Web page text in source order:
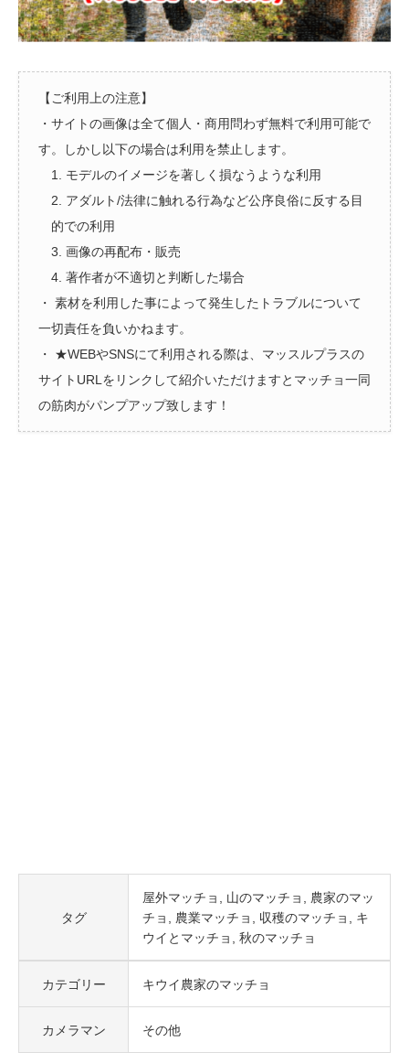
【ご利用上の注意】
・サイトの画像は全て個人・商用問わず無料で利用可能で
す。しかし以下の場合は利用を禁止します。
1. モデルのイメージを著しく損なうような利用
2. アダルト/法律に触れる行為など公序良俗に反する目
的での利用
3. 画像の再配布・販売
4. 著作者が不適切と判断した場合
・ 素材を利用した事によって発生したトラブルについて
一切責任を負いかねます。
・ ★WEBやSNSにて利用される際は、マッスルプラスの
サイトURLをリンクして紹介いただけますとマッチョ一同
の筋肉がパンプアップ致します！
タグ
屋外マッチョ 山のマッチョ
農家のマッ
チョ
農業マッチョ 収穫のマッチョ
キ
ウイとマッチョ
秋のマッチョ
カテゴリー キウイ農家のマッチョ
カメラマン その他